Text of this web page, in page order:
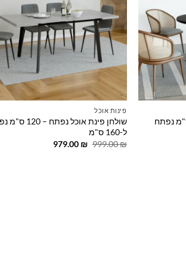
עגול נפתח קוטר 120 ס"מ נפתח
פינות אוכל
שולחן פינת אוכל נפתח
ל-160 ס"מ
999.00₪
המחיר
979.00 ₪
המחיר